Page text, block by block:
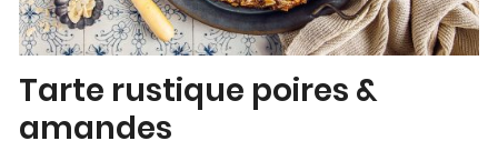
Tarte rustique poires &
amandes